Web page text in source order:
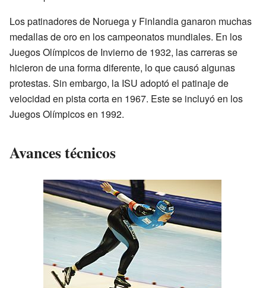
Los patinadores de Noruega y Finlandia ganaron muchas
medallas de oro en los campeonatos mundiales. En los
Juegos Olímpicos de Invierno de 1932, las carreras se
hicieron de una forma diferente, lo que causó algunas
protestas. Sin embargo, la ISU adoptó el patinaje de
velocidad en pista corta en 1967. Este se incluyó en los
Juegos Olímpicos en 1992.
Avances técnicos